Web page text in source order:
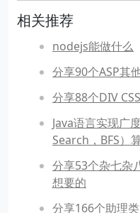
相关推荐
nodejs能做什么
分享90个ASP其
分享88个DIV
Java语言实现广
Search，BFS）
分享53个杂七杂
想要的
分享166个助理